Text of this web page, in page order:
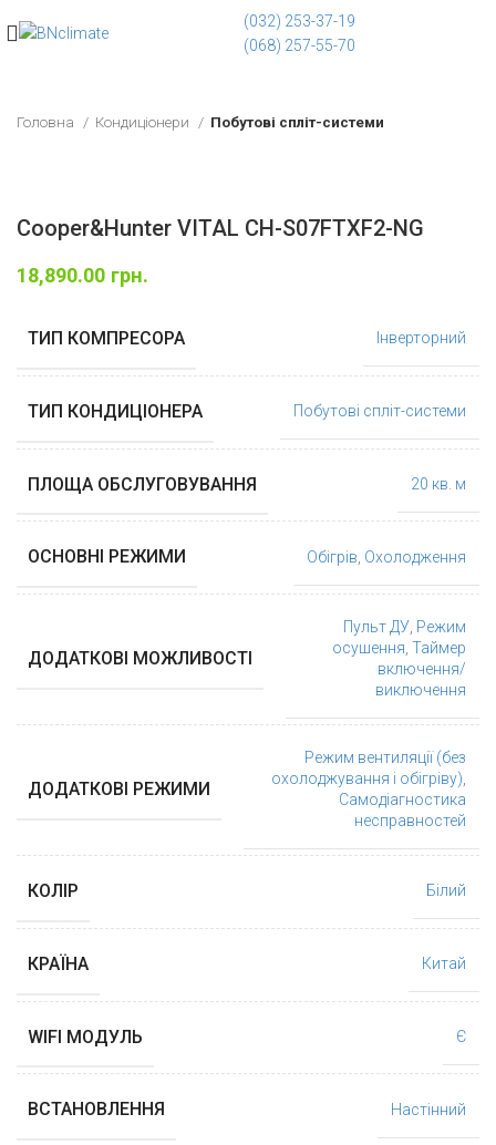
(032) 253-37-19
(068) 257-55-70
Головна Кондиціонери Побутові спліт-системи
Cooper&Hunter VITAL CH-S07FTXF2-NG
18,890.00 грн.
ТИП КОМПРЕСОРА Інверторний
ТИП КОНДИЦІОНЕРА Побутові спліт-системи
ПЛОЩА ОБСЛУГОВУВАННЯ 20 кв. м
ОСНОВНІ РЕЖИМИ Обігрів Охолодження
ДОДАТКОВІ МОЖЛИВОСТІ
Пульт ДУ Режим
осушення Таймер
включення/
виключення
ДОДАТКОВІ РЕЖИМИ
Режим вентиляції (без
охолоджування і обігріву)
Самодіагностика
несправностей
КОЛІР Білий
КРАЇНА Китай
WIFI МОДУЛЬ Є
ВСТАНОВЛЕННЯ Настінний